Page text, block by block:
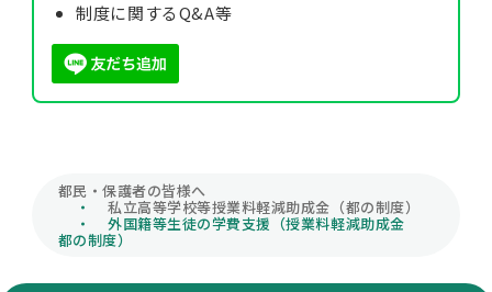
制度に関するQ&A等
都民・保護者の皆様へ
私立高等学校等授業料軽減助成金（都の制度）
外国籍等生徒の学費支援（授業料軽減助成金
都の制度）